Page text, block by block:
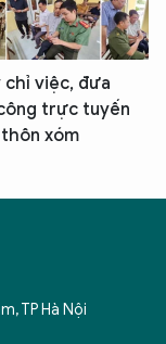
chỉ việc, đưa
trực tuyến
xóm
TP Hà Nội